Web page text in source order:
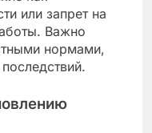
или запрет на
Важно
нормами,